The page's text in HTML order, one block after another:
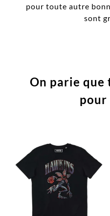
pour toute autre
sont
On parie que
pour